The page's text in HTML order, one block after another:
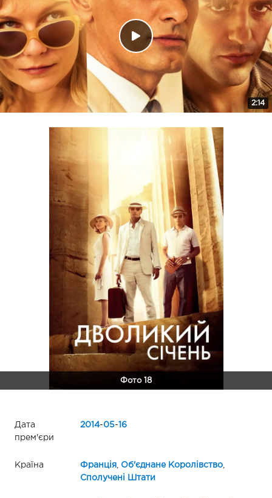
2:14
Фото 18
Дата
прем'єри
2014-05-16
Країна Франція, Об'єднане Королівство,
Сполучені Штати